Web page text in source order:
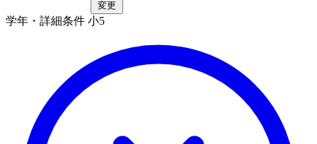
変更
学年・詳細条件 小5